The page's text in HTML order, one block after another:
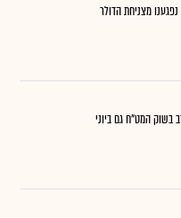
מצניחת הדולר
בשוק המט"ח גם ביוני